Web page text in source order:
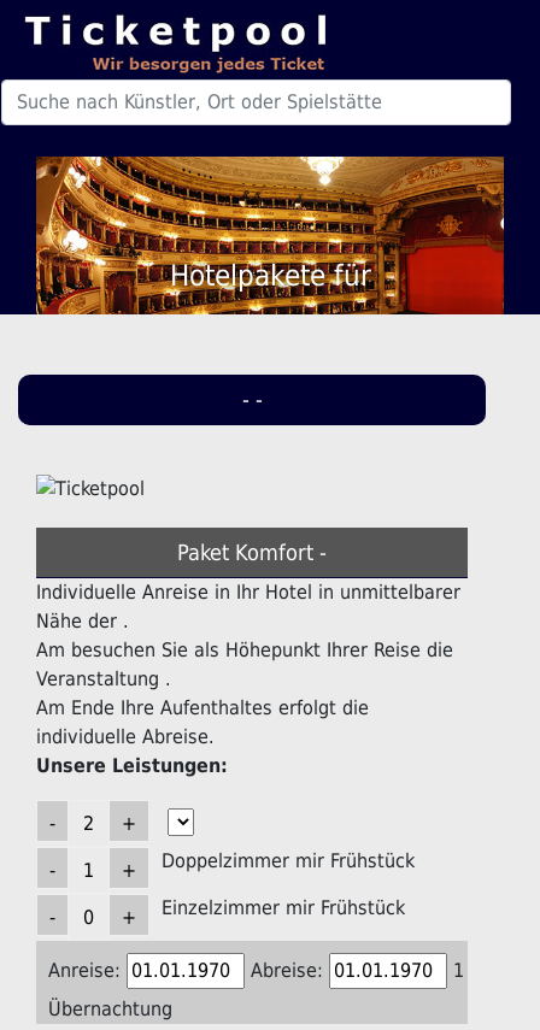
Hotelpakete für
- -
Paket Komfort -
Individuelle Anreise in Ihr Hotel in unmittelbarer
Nähe der .
Am besuchen Sie als Höhepunkt Ihrer Reise die
Veranstaltung .
Am Ende Ihre Aufenthaltes erfolgt die
individuelle Abreise.
Unsere Leistungen:
Doppelzimmer mir Frühstück
Einzelzimmer mir Frühstück
Anreise: Abreise:
1
Übernachtung